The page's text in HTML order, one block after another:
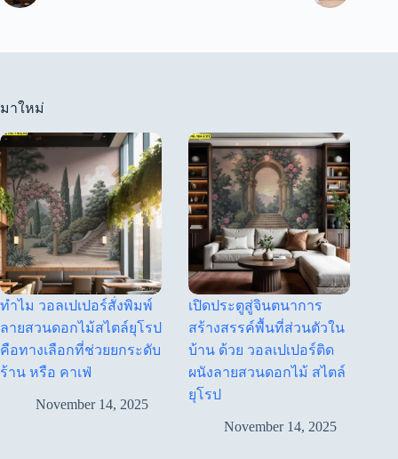
มาใหม่
ทำไม วอลเปเปอร์สั่งพิมพ์
ลายสวนดอกไม้สไตล์ยุโรป
คือทางเลือกที่ช่วยยกระดับ
ร้าน หรือ คาเฟ่
November 14, 2025
เปิดประตูสู่จินตนาการ
สร้างสรรค์พื้นที่ส่วนตัวใน
บ้าน ด้วย วอลเปเปอร์ติด
ผนังลายสวนดอกไม้ สไตล์
ยุโรป
November 14, 2025